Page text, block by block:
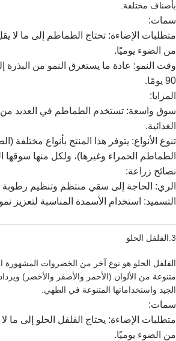
بأصناف مختلفة.
سمات:
من الضوء يوميًا.
90 يومًا.
المزايا:
سوق واسعة: تستخدم الطماطم في العديد من
الغذائية.
تنوع الأنواع: يتوفر هذا المنتج بأنواع مختلفة
الطماطم الحمراء وغيرها)، ولكل منها سوقها
نصائح زراعة:
الري: الحاجة إلى سقي منتظم وتنظيم رطوبة
التسميد: استخدام الأسمدة المناسبة لتعزيز
3.الفلفل الحلو
الفلفل الحلو هو نوع آخر من الخضروات المشهورة
متنوعة من الألوان (الأحمر والأصفر والأخضر)
الجيد واستخداماتها المتنوعة في الطهي.
سمات:
من الضوء يوميًا.